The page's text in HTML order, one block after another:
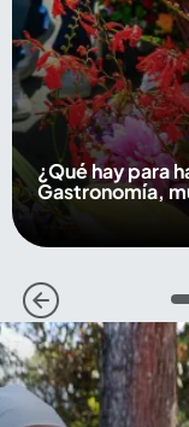
¿Qué hay para
Gastronomía,
1